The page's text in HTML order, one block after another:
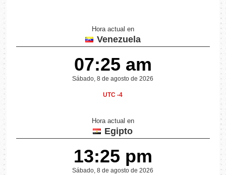
Hora actual en
Venezuela
07:25 am
Sábado, 8 de agosto de 2026
UTC -4
Hora actual en
Egipto
13:25 pm
Sábado, 8 de agosto de 2026